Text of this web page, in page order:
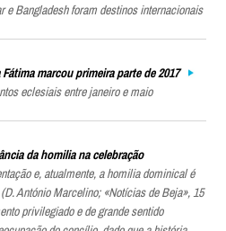
e Bangladesh foram destinos internacionais
marcou primeira parte de 2017
eclesiais entre janeiro e maio
da homilia na celebração
e, atualmente, a homilia dominical é
António Marcelino; «Notícias de Beja», 15
privilegiado e de grande sentido